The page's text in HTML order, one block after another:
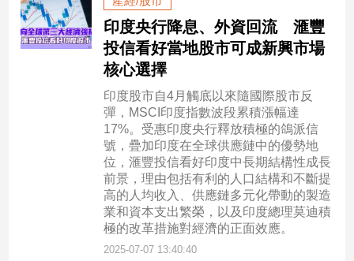
印度央行降息、外資回流 滙豐
投信看好當地股市可成新興市場
核心選擇
印度股市自4月觸底以來隨國際股市反
彈，MSCI印度指數波段累積漲幅達
17%。受惠印度央行釋放積極的鴿派信
號，疊加印度在全球供應鏈中的優勢地
位，滙豐投信看好印度中長期結構性成長
前景，理由包括有利的人口結構和不斷提
高的人均收入、供應鏈多元化帶動的製造
業和資本支出繁榮，以及印度總理莫迪積
極的改革措施對經濟的正面效應。
2025-07-07 13:40:40